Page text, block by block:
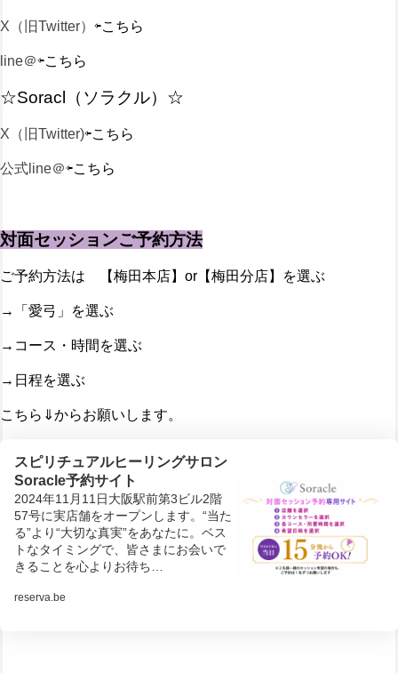
X（旧Twitter） ⇦こちら
line＠⇦こちら
☆Soracl（ソラクル）☆
X（旧Twitter)⇦こちら
公式line＠⇦こちら
対面セッションご予約方法
ご予約方法は 【梅田本店】or【梅田分店】を選ぶ
→「愛弓」を選ぶ
→コース・時間を選ぶ
→日程を選ぶ
こちら⇓からお願いします。
スピリチュアルヒーリングサロン
Soracle予約サイト
2024年11月11日大阪駅前第3ビル2階
57号に実店舗をオープンします。“当た
る”より“大切な真実”をあなたに。ベス
トなタイミングで、皆さまにお会いで
きることを心よりお待ち…
reserva.be